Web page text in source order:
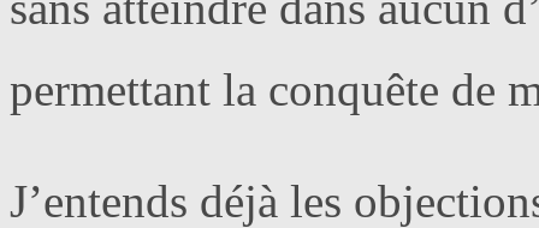
permettant la conquête de
J’entends déjà les